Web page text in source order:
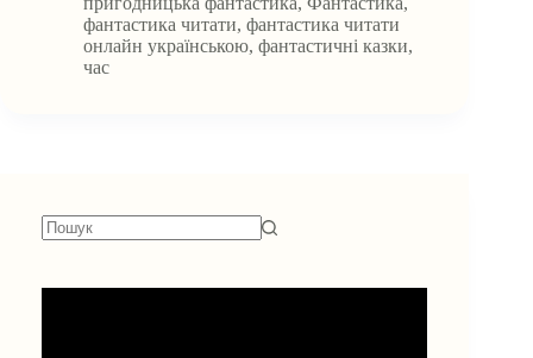
фантастика читати, фантастика читати
онлайн українською, фантастичні казки,
час